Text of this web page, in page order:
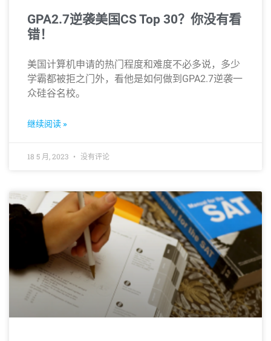
GPA2.7逆袭美国CS Top 30？你没有看
错！
美国计算机申请的热门程度和难度不必多说，多少
学霸都被拒之门外，看他是如何做到GPA2.7逆袭一
众硅谷名校。
继续阅读 »
18 5 月, 2023 没有评论